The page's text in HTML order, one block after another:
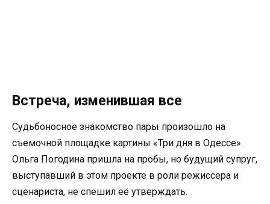
Встреча, изменившая все
Судьбоносное знакомство пары произошло на
съемочной площадке картины «Три дня в Одессе».
Ольга Погодина пришла на пробы, но будущий супруг,
выступавший в этом проекте в роли режиссера и
сценариста, не спешил её утверждать.